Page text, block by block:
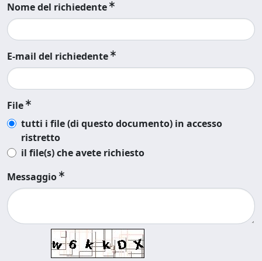
Nome del richiedente
E-mail del richiedente
File
tutti i file (di questo documento) in accesso
ristretto
il file(s) che avete richiesto
Messaggio